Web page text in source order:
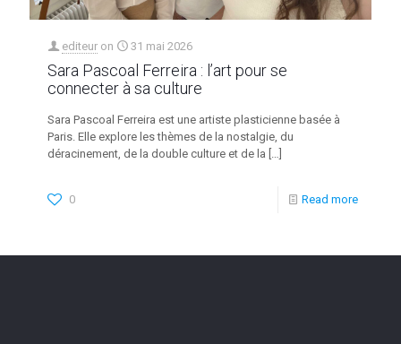
editeur on 31 mai 2026
Sara Pascoal Ferreira : l’art pour se
connecter à sa culture
Sara Pascoal Ferreira est une artiste plasticienne basée à
Paris. Elle explore les thèmes de la nostalgie, du
déracinement, de la double culture et de la […]
0 Read more